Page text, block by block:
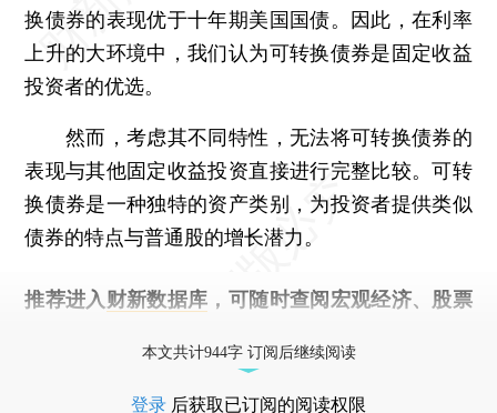
换债券的表现优于十年期美国国债。因此，在利率
上升的大环境中，我们认为可转换债券是固定收益
投资者的优选。
然而，考虑其不同特性，无法将可转换债券的
表现与其他固定收益投资直接进行完整比较。可转
换债券是一种独特的资产类别，为投资者提供类似
债券的特点与普通股的增长潜力。
推荐进入 财新数据库 ，可随时查阅宏观经济、股票
本文共计944字 订阅后继续阅读
登录 后获取已订阅的阅读权限